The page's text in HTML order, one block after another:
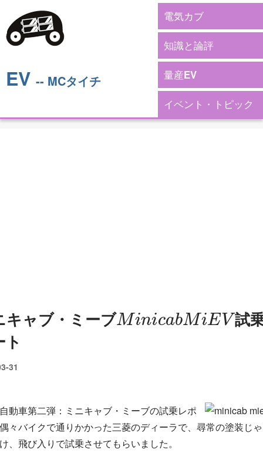
EV -- MCタイチ
電気カブ
知識と論評
量産EV
イベント・トピック
キャブ・ミーブ
試
31
動車第二弾：ミニキャブ・ミーブの試乗レポ
々バイクで通りかかった三菱のディーラで、尋常の塗装じ
、飛び入りで試乗させてもらいました。